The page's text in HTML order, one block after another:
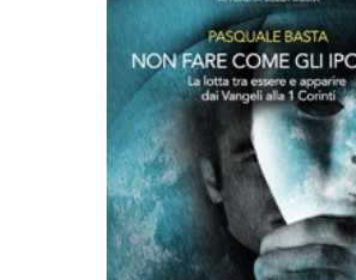
AGGIUNGI AL CARRELLO